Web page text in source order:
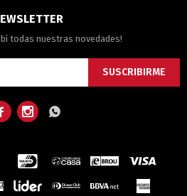
todas nuestras novedades!
SUSCRIBIRME
 